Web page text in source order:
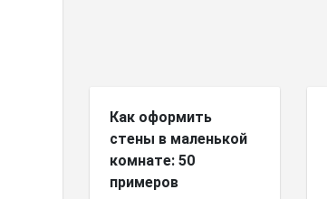
Как оформить
стены в маленькой
комнате: 50
примеров